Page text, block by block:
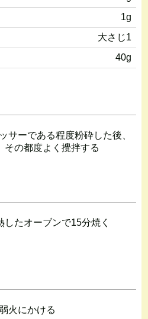
1g
大さじ1
40g
サーである程度粉砕した後、
の都度よく攪拌する
たオーブンで15分焼く
火にかける